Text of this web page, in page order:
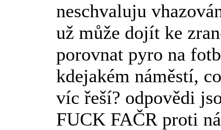
neschvaluju
už může dojít ke
porovnat pyro na
kdejakém náměstí,
víc řeší? odpovědi
FUCK FAČR proti